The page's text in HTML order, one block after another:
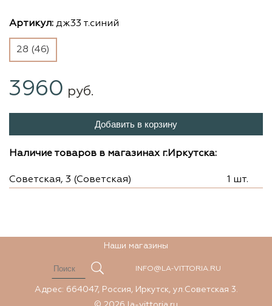
Артикул: дж33 т.синий
28 (46)
3960 руб.
Добавить в корзину
Наличие товаров в магазинах г.Иркутска:
Советская, 3 (Советская) 1 шт.
Наши магазины
INFO@LA-VITTORIA.RU
Адрес: 664047, Россия, Иркутск, ул.Советская 3.